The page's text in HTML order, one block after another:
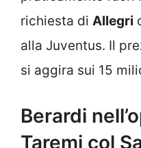
richiesta di Allegri
alla Juventus. Il
si aggira sui 15
Berardi
Taremi col